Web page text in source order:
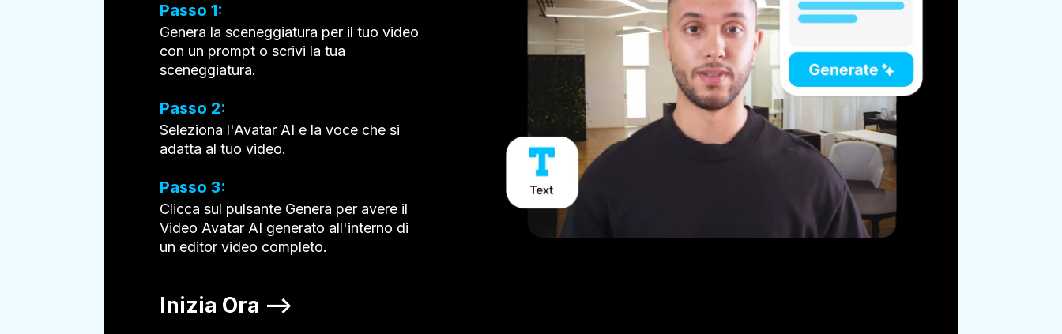
Passo 1:
Genera la sceneggiatura per il tuo video
con un prompt o scrivi la tua
sceneggiatura.
Passo 2:
Seleziona l'Avatar AI e la voce che si
adatta al tuo video.
Passo 3:
Clicca sul pulsante Genera per avere il
Video Avatar AI generato all'interno di
un editor video completo.
Inizia Ora —>